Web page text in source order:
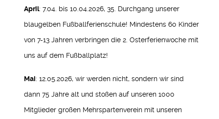
April: 7.04. bis 10.04.2026, 35. Durchgang unserer
blaugelben Fußballferienschule! Mindestens 60 Kinder
von 7-13 Jahren verbringen die 2. Osterferienwoche mit
uns auf dem Fußballplatz!
Mai: 12.05.2026, wir werden nicht, sondern wir sind
dann 75 Jahre alt und stoßen auf unseren 1000
Mitglieder großen Mehrspartenverein mit unseren